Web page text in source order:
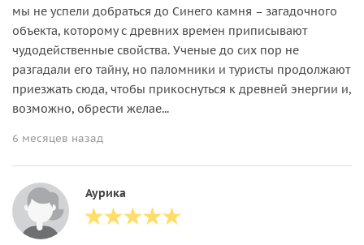
мы не успели добраться до Синего камня – загадочного
объекта, которому с древних времен приписывают
чудодейственные свойства. Ученые до сих пор не
разгадали его тайну, но паломники и туристы продолжают
приезжать сюда, чтобы прикоснуться к древней энергии и,
возможно, обрести желае...
6 месяцев назад
Аурика